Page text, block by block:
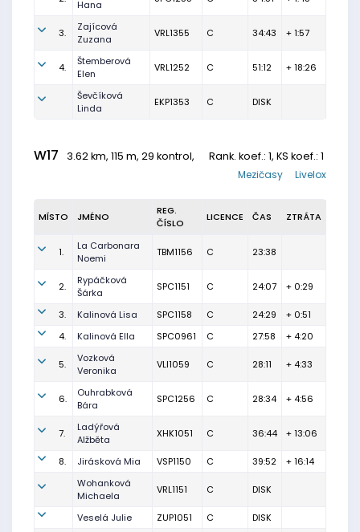
Hana
3.
Zajícová
Zuzana
VRL1355 C 34:43 + 1:57
4.
Štemberová
Elen
VRL1252 C 51:12 + 18:26
Ševčíková
Linda
EKP1353 C DISK
W17 3.62 km, 115 m, 29 kontrol, Rank. koef.: 1, KS koef.: 1
Livelox
Mezičasy
MÍSTO JMÉNO
REG.
ČÍSLO
LICENCE ČAS ZTRÁTA
1.
La Carbonara
Noemi
TBM1156 C 23:38
2.
Rypáčková
Šárka
SPC1151 C 24:07 + 0:29
3. Kalinová Lisa SPC1158 C 24:29
+ 0:51
4.
Kalinová Ella SPC0961 C 27:58 + 4:20
5.
Vozková
Veronika
VLI1059 C 28:11 + 4:33
6.
Ouhrabková
Bára
SPC1256 C 28:34 + 4:56
7.
Ladýřová
Alžběta
XHK1051 C 36:44 + 13:06
8. Jirásková Mia VSP1150 C 39:52
+ 16:14
Wohanková
Michaela
VRL1151 C DISK
Veselá Julie ZUP1051 C
DISK